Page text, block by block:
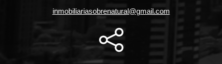
inmobiliariasobrenatural@gmail.com